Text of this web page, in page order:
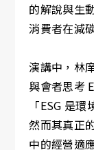
的解說與生
消費者在減
演講中，林
與會者思考
「ESG 是
然而其真正
中的經營適